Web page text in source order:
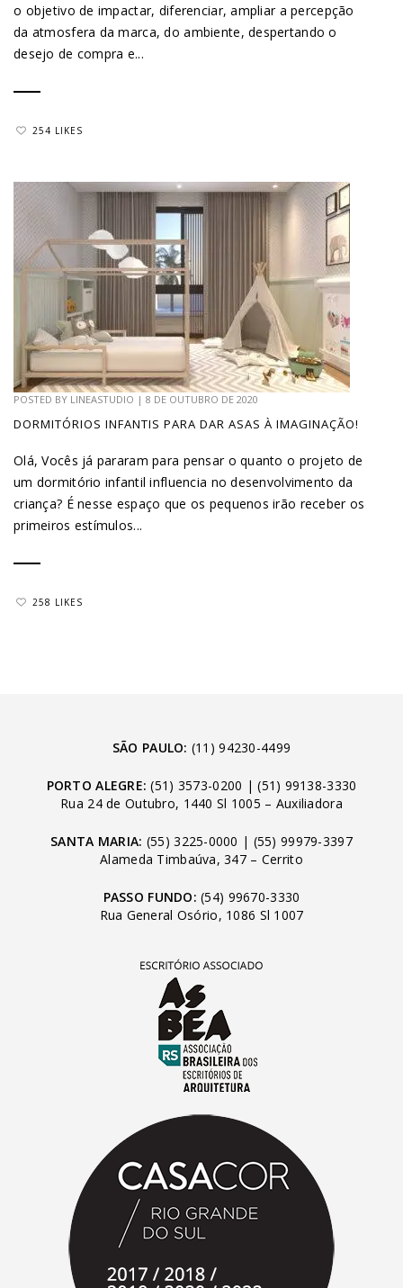
o objetivo de impactar, diferenciar, ampliar a percepção
da atmosfera da marca, do ambiente, despertando o
desejo de compra e...
254 LIKES
POSTED BY LINEASTUDIO | 8 DE OUTUBRO DE 2020
DORMITÓRIOS INFANTIS PARA DAR ASAS À IMAGINAÇÃO!
Olá, Vocês já pararam para pensar o quanto o projeto de
um dormitório infantil influencia no desenvolvimento da
criança? É nesse espaço que os pequenos irão receber os
primeiros estímulos...
258 LIKES
SÃO PAULO: (11) 94230-4499
PORTO ALEGRE: (51) 3573-0200 |(51) 99138-3330
Rua 24 de Outubro, 1440 Sl 1005 – Auxiliadora
SANTA MARIA: (55) 3225-0000 | (55) 99979-3397
Alameda Timbaúva, 347 – Cerrito
PASSO FUNDO: (54) 99670-3330
Rua General Osório, 1086 Sl 1007